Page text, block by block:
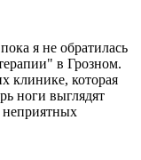
я не обратилась
в Грозном.
клинике, которая
ноги выглядят
неприятных